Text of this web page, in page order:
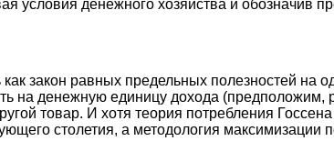
условия денежного хозяйства и обозначив
закон равных предельных полезностей
на денежную единицу дохода (предположим,
товар. И хотя теория потребления
столетия, а методология